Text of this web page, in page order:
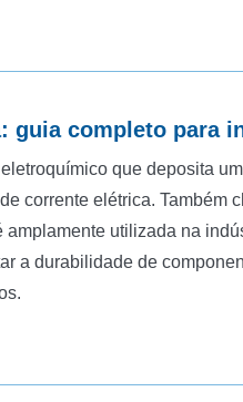
guia completo para
que deposita
corrente elétrica. Também
utilizada na
a durabilidade de